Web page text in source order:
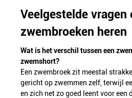
Veelgestelde vragen
zwembroeken heren
Wat is het verschil tussen een
zwemshort?
Een zwembroek zit meestal
gericht op zwemmen zelf, terwijl
en zich net zo goed leent voor een